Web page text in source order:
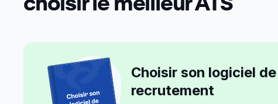
Choisir son logiciel de
recrutement